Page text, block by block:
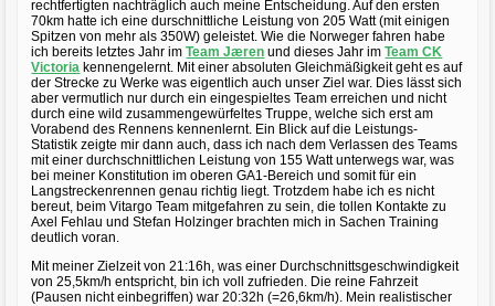
rechtfertigten nachträglich auch meine Entscheidung. Auf den ersten
70km hatte ich eine durschnittliche Leistung von 205 Watt (mit einigen
Spitzen von mehr als 350W) geleistet. Wie die Norweger fahren habe
ich bereits letztes Jahr imTeam Jæren und dieses Jahr imTeam CK
Victoria kennengelernt. Mit einer absoluten Gleichmäßigkeit geht es auf
der Strecke zu Werke was eigentlich auch unser Ziel war. Dies lässt sich
aber vermutlich nur durch ein eingespieltes Team erreichen und nicht
durch eine wild zusammengewürfeltes Truppe, welche sich erst am
Vorabend des Rennens kennenlernt. Ein Blick auf die Leistungs-
Statistik zeigte mir dann auch, dass ich nach dem Verlassen des Teams
mit einer durchschnittlichen Leistung von 155 Watt unterwegs war, was
bei meiner Konstitution im oberen GA1-Bereich und somit für ein
Langstreckenrennen genau richtig liegt. Trotzdem habe ich es nicht
bereut, beim Vitargo Team mitgefahren zu sein, die tollen Kontakte zu
Axel Fehlau und Stefan Holzinger brachten mich in Sachen Training
deutlich voran.
Mit meiner Zielzeit von 21:16h, was einer Durchschnittsgeschwindigkeit
von 25,5km/h entspricht, bin ich voll zufrieden. Die reine Fahrzeit
(Pausen nicht einbegriffen) war 20:32h (=26,6km/h). Mein realistischer